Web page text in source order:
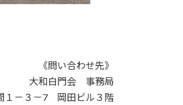
《問い合わせ先》
大和白門会 事務局
－３－7 岡田ビル３階